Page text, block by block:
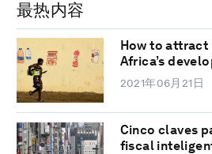
最热内容
How to
Africa’s
2021年06月21日
Cinco claves
fiscal